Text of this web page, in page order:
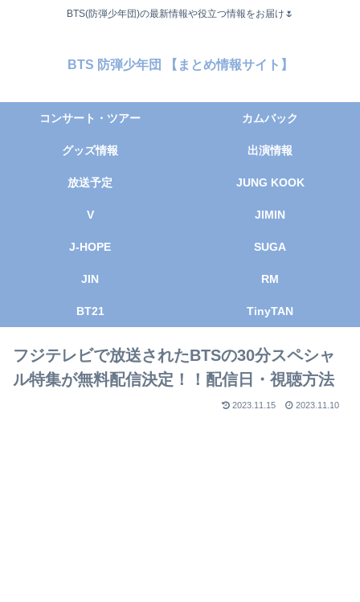
BTS(防弾少年団)の最新情報や役立つ情報をお届け🌷
BTS 防弾少年団 【まとめ情報サイト】
コンサート・ツアー カムバック
グッズ情報 出演情報
放送予定 JUNG KOOK
V JIMIN
J-HOPE SUGA
JIN RM
BT21 TinyTAN
フジテレビで放送されたBTSの30分スペシャ
ル特集が無料配信決定！！配信日・視聴方法
2023.11.15 2023.11.10